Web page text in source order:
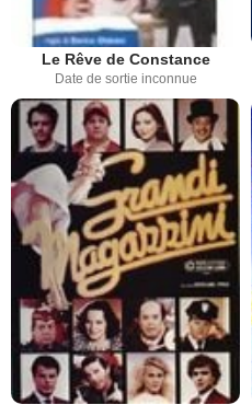
Le Rêve de Constance
Date de sortie inconnue